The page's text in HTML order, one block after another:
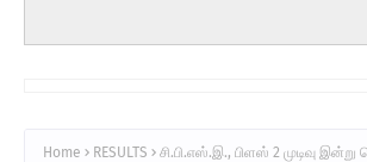
Home RESULTS சி.பி.எஸ்.இ., பிளஸ் 2 முடிவு இன்று